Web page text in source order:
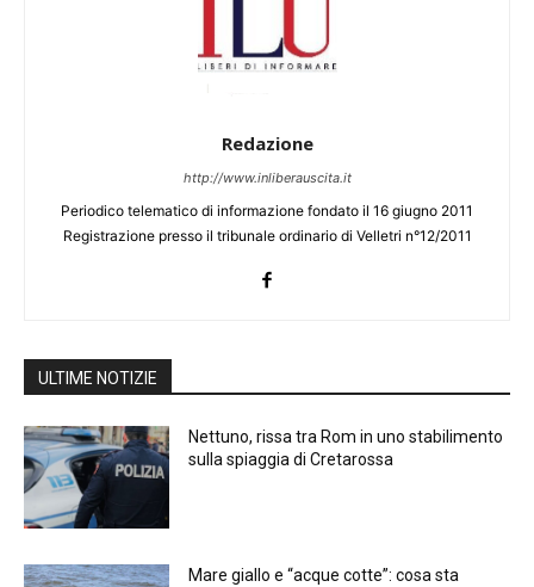
Redazione
http://www.inliberauscita.it
Periodico telematico di informazione fondato il 16 giugno 2011
Registrazione presso il tribunale ordinario di Velletri n°12/2011
ULTIME NOTIZIE
Nettuno, rissa tra Rom in uno stabilimento
sulla spiaggia di Cretarossa
Mare giallo e “acque cotte”: cosa sta